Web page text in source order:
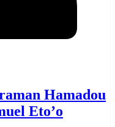
Hamadou
Eto’o